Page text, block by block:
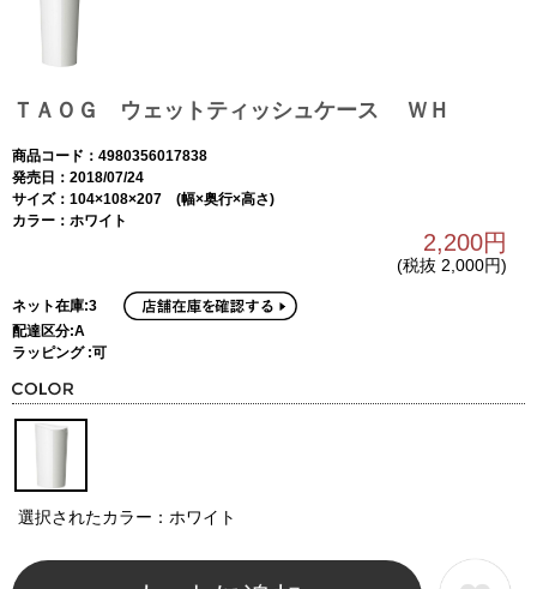
ＴＡＯＧ ウェットティッシュケース ＷＨ
商品コード：4980356017838
発売日：2018/07/24
サイズ：104×108×207 (幅×奥行×高さ)
カラー：ホワイト
2,200円
(税抜 2,000円)
ネット在庫:3
配達区分:A
ラッピング :可
選択されたカラー：ホワイト